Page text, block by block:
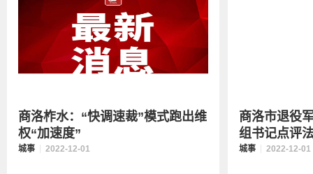
商洛柞水：“快调速裁”模式跑出维
权“加速度”
城事 2022-12-01
商洛市退役
组书记点评
城事 2022-12-01